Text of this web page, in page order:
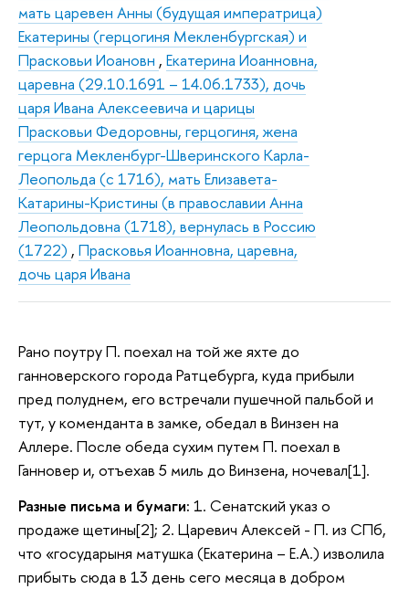
мать царевен Анны (будущая императрица)
Екатерины (герцогиня Мекленбургская) и
Прасковьи Иоановн , Екатерина Иоанновна,
царевна (29.10.1691 – 14.06.1733), дочь
царя Ивана Алексеевича и царицы
Прасковьи Федоровны, герцогиня, жена
герцога Мекленбург-Шверинского Карла-
Леопольда (с 1716), мать Елизавета-
Катарины-Кристины (в православии Анна
Леопольдовна (1718), вернулась в Россию
(1722) , Прасковья Иоанновна, царевна,
дочь царя Ивана
Рано поутру П. поехал на той же яхте до
ганноверского города Ратцебурга, куда прибыли
пред полуднем, его встречали пушечной пальбой и
тут, у коменданта в замке, обедал в Винзен на
Аллере. После обеда сухим путем П. поехал в
Ганновер и, отъехав 5 миль до Винзена, ночевал[1].
Разные письма и бумаги: 1. Сенатский указ о
продаже щетины[2]; 2. Царевич Алексей - П. из СПб,
что «государыня матушка (Екатерина – Е.А.) изволила
прибыть сюда в 13 день сего месяца в добром